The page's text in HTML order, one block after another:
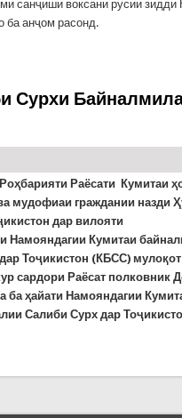
санҷиши воксани русии
ба анҷом расонд.
ба ин кишварро муддати
Сурхи
Роҳбарияти Раёсати Кумитаи
мудофиаи граждании назди
дар вилояти
Намояндагии Кумитаи
Тоҷикистон (КБСС)
сардори Раёсат полковник
ба ҳайати Намояндагии
Салиби Сурх дар
Сурхи Байналмилал дар